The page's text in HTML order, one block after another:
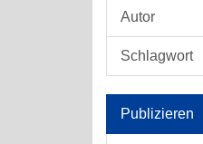
Autor
Schlagwort
Publizieren